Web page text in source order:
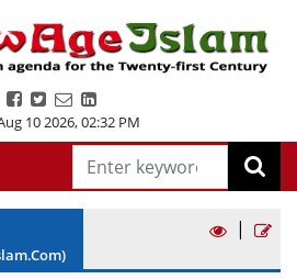
10 2026,02:32 PM
|